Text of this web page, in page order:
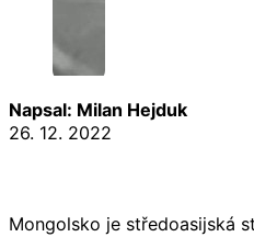
Napsal: Milan Hejduk
26. 12. 2022
Mongolsko je středoasijská